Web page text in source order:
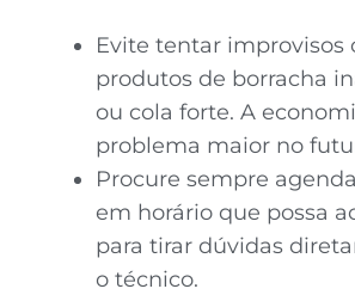
Evite tentar improvisos
produtos de borracha
ou cola forte. A
problema maior no
Procure sempre
em horário que possa
para tirar dúvidas
o técnico.